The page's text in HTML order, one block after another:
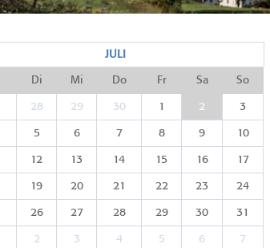
JULI
Di Mi Do Fr Sa So
28 29 30 1 2 3
5 6 7 8 9 10
12 13 14 15 16 17
19 20 21 22 23 24
26 27 28 29 30 31
2 3 4 5 6 7